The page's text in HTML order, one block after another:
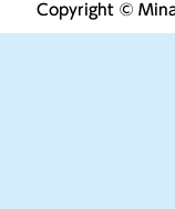
Copyright ©